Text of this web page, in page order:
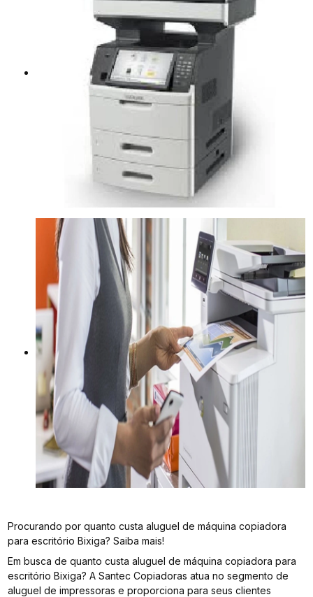
Procurando por quanto custa aluguel de máquina copiadora
para escritório Bixiga? Saiba mais!
Em busca de quanto custa aluguel de máquina copiadora para
escritório Bixiga? A Santec Copiadoras atua no segmento de
aluguel de impressoras e proporciona para seus clientes